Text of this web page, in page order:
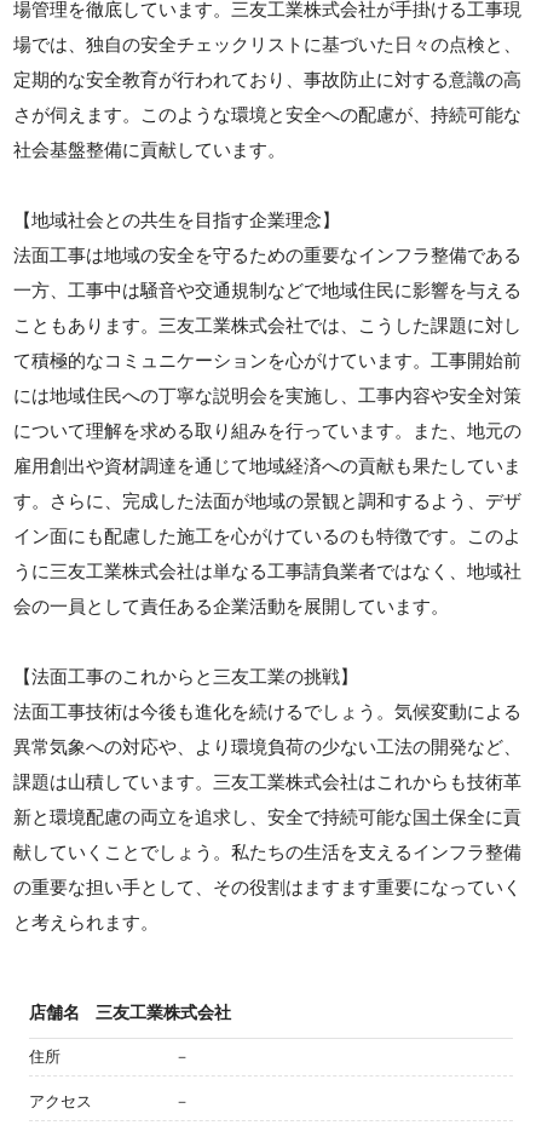
場管理を徹底しています。三友工業株式会社が手掛ける工事現
場では、独自の安全チェックリストに基づいた日々の点検と、
定期的な安全教育が行われており、事故防止に対する意識の高
さが伺えます。このような環境と安全への配慮が、持続可能な
社会基盤整備に貢献しています。
【地域社会との共生を目指す企業理念】
法面工事は地域の安全を守るための重要なインフラ整備である
一方、工事中は騒音や交通規制などで地域住民に影響を与える
こともあります。三友工業株式会社では、こうした課題に対し
て積極的なコミュニケーションを心がけています。工事開始前
には地域住民への丁寧な説明会を実施し、工事内容や安全対策
について理解を求める取り組みを行っています。また、地元の
雇用創出や資材調達を通じて地域経済への貢献も果たしていま
す。さらに、完成した法面が地域の景観と調和するよう、デザ
イン面にも配慮した施工を心がけているのも特徴です。このよ
うに三友工業株式会社は単なる工事請負業者ではなく、地域社
会の一員として責任ある企業活動を展開しています。
【法面工事のこれからと三友工業の挑戦】
法面工事技術は今後も進化を続けるでしょう。気候変動による
異常気象への対応や、より環境負荷の少ない工法の開発など、
課題は山積しています。三友工業株式会社はこれからも技術革
新と環境配慮の両立を追求し、安全で持続可能な国土保全に貢
献していくことでしょう。私たちの生活を支えるインフラ整備
の重要な担い手として、その役割はますます重要になっていく
と考えられます。
店舗名 三友工業株式会社
住所 －
アクセス －